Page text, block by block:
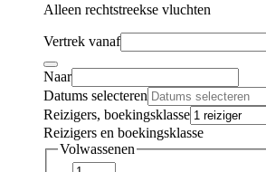
Alleen rechtstreekse vluchten
Vertrek vanaf
Naar
Datums selecteren
Reizigers, boekingsklasse
Reizigers en boekingsklasse
Volwassenen